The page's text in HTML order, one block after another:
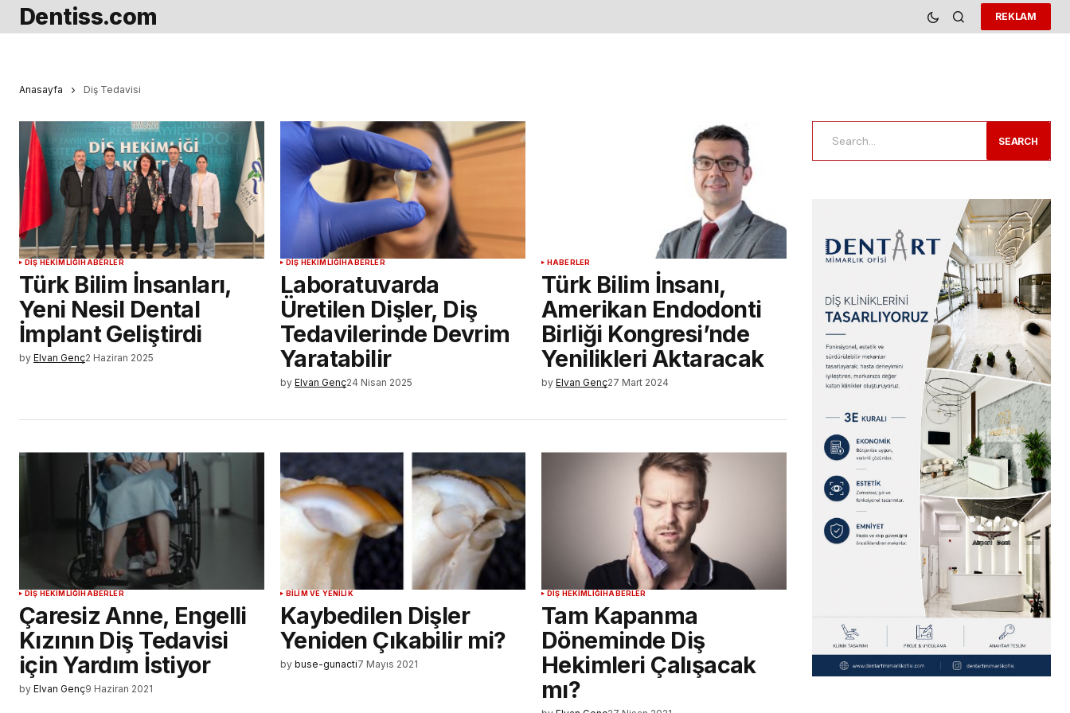
Dentiss.com REKLAM
Anasayfa Diş Tedavisi
DIŞ HEKIMLIĞIHABERLER
Türk Bilim İnsanları,
Yeni Nesil Dental
İmplant Geliştirdi
by Elvan Genç2 Haziran 2025
DIŞ HEKIMLIĞIHABERLER
Laboratuvarda
Üretilen Dişler, Diş
Tedavilerinde Devrim
Yaratabilir
by Elvan Genç24 Nisan 2025
HABERLER
Türk Bilim İnsanı,
Amerikan Endodonti
Birliği Kongresi’nde
Yenilikleri Aktaracak
by Elvan Genç27 Mart 2024
DIŞ HEKIMLIĞI HABERLER
Çaresiz Anne, Engelli
Kızının Diş Tedavisi
için Yardım İstiyor
by Elvan Genç9 Haziran 2021
BILIM VE YENILIK
Kaybedilen Dişler
Yeniden Çıkabilir mi?
by buse-gunacti7 Mayıs 2021
DIŞ HEKIMLIĞI HABERLER
Tam Kapanma
Döneminde Diş
Hekimleri Çalışacak
mı?
SEARCH